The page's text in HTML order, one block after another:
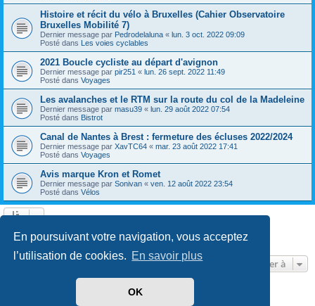
En poursuivant votre navigation, vous acceptez
l’utilisation de cookies. En savoir plus
OK
Histoire et récit du vélo à Bruxelles (Cahier Observatoire
Bruxelles Mobilité 7)
Dernier message par Pedrodelaluna « lun. 3 oct. 2022 09:09
Posté dans Les voies cyclables
2021 Boucle cycliste au départ d'avignon
Dernier message par pir251 « lun. 26 sept. 2022 11:49
Posté dans Voyages
Les avalanches et le RTM sur la route du col de la Madeleine
Dernier message par masu39 « lun. 29 août 2022 07:54
Posté dans Bistrot
Canal de Nantes à Brest : fermeture des écluses 2022/2024
Dernier message par XavTC64 « mar. 23 août 2022 17:41
Posté dans Voyages
Avis marque Kron et Romet
Dernier message par Sonivan « ven. 12 août 2022 23:54
Posté dans Vélos
602 résultats trouvés Page1sur13
1 2 3 4 5 … 13
Aller à
phpBB ® Forum Software © phpBB Limited
phpBB-fr.com